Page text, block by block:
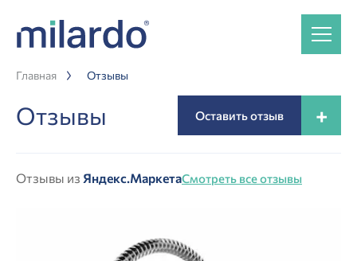
Главная Отзывы
Отзывы Оставить отзыв +
Отзывы из Яндекс.МаркетаСмотреть все отзывы